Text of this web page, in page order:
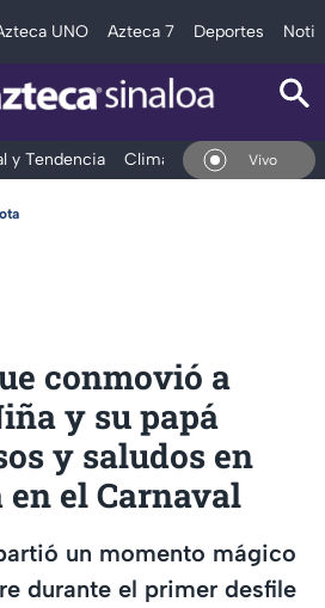
UNO Azteca 7 Deportes
y Tendencia Clima Deportes
En Vivo
conmovió a
y su papá
y saludos en
el Carnaval
un momento mágico
durante el primer desfile